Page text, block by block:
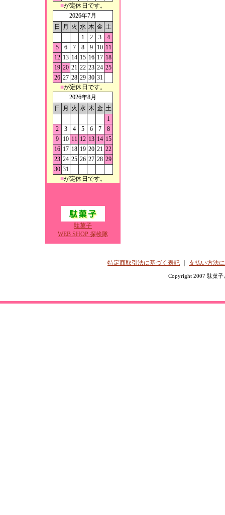
■が定休日です。
2026年7月
日
月 火 水 木 金 土
1
2 3
4
5
6 7 8 9 10 11
12 13 14 15 16 17 18
19 20 21 22 23 24 25
26 27 28 29 30 31
■が定休日です。
2026年8月
日
月 火 水 木 金 土
1
2
3 4 5 6 7
8
9
10 11 12 13 14 15
16 17 18 19 20 21 22
23 24 25 26 27 28 29
30 31
■が定休日です。
駄菓子
WEB SHOP 探検隊
特定商取引法に基づく表記 支払い方法
Copyright 2007 駄菓